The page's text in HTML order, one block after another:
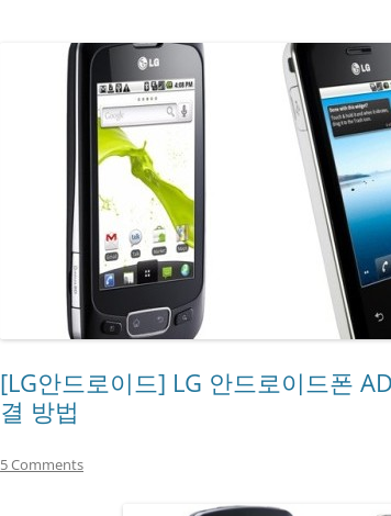
[LG안드로이드] LG 안드로이드폰
결 방법
5 Comments